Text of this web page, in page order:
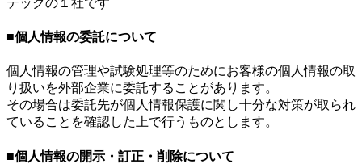
テックの１社です
■個人情報の委託について
個人情報の管理や試験処理等のためにお客様の個人情報の取
り扱いを外部企業に委託することがあります。
その場合は委託先が個人情報保護に関し十分な対策が取られ
ていることを確認した上で行うものとします。
■個人情報の開示・訂正・削除について